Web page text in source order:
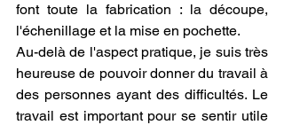
font toute la fabrication : la découpe,
l'échenillage et la mise en pochette.
Au-delà de l'aspect pratique, je suis très
heureuse de pouvoir donner du travail à
des personnes ayant des difficultés. Le
travail est important pour se sentir utile